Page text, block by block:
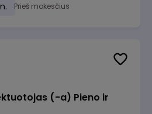
Prieš mokesčius
(-a) Pieno ir